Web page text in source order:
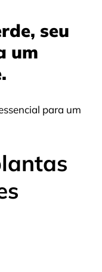
seu
um
para um